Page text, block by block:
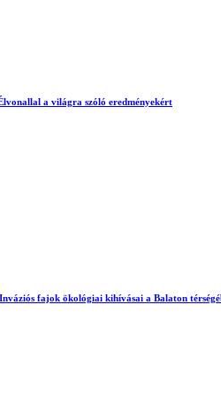
a világra szóló eredményekért
fajok ökológiai kihívásai a Balaton